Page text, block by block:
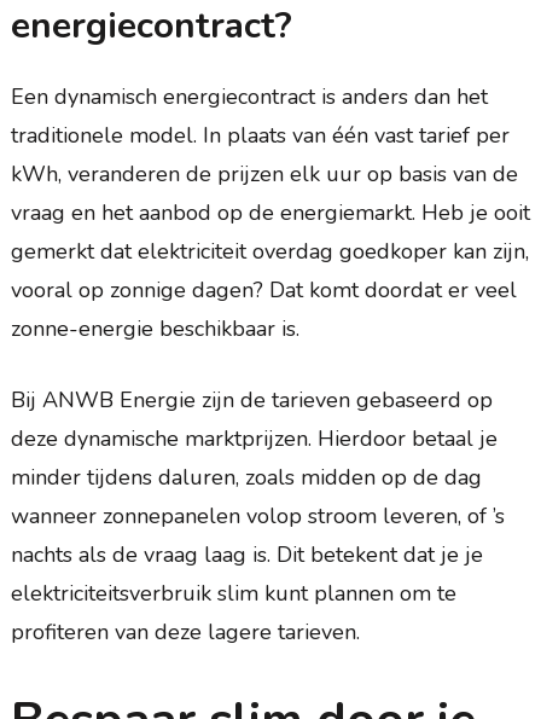
energiecontract?
Een dynamisch energiecontract is anders dan het
traditionele model. In plaats van één vast tarief per
kWh, veranderen de prijzen elk uur op basis van de
vraag en het aanbod op de energiemarkt. Heb je ooit
gemerkt dat elektriciteit overdag goedkoper kan zijn,
vooral op zonnige dagen? Dat komt doordat er veel
zonne-energie beschikbaar is.
Bij ANWB Energie zijn de tarieven gebaseerd op
deze dynamische marktprijzen. Hierdoor betaal je
minder tijdens daluren, zoals midden op de dag
wanneer zonnepanelen volop stroom leveren, of ’s
nachts als de vraag laag is. Dit betekent dat je je
elektriciteitsverbruik slim kunt plannen om te
profiteren van deze lagere tarieven.